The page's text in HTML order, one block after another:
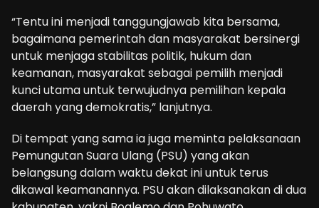
“Tentu ini menjadi tanggungjawab kita bersama,
bagaimana pemerintah dan masyarakat bersinergi
untuk menjaga stabilitas politik, hukum dan
keamanan, masyarakat sebagai pemilih menjadi
kunci utama untuk terwujudnya pemilihan kepala
daerah yang demokratis,” lanjutnya.
Di tempat yang sama ia juga meminta pelaksanaan
Pemungutan Suara Ulang (PSU) yang akan
belangsung dalam waktu dekat ini untuk terus
dikawal keamanannya. PSU akan dilaksanakan di dua